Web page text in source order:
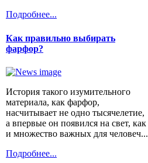
Подробнее...
Как правильно выбирать
фарфор?
История такого изумительного
материала, как фарфор,
насчитывает не одно тысячелетие,
а впервые он появился на свет, как
и множество важных для человеч...
Подробнее...